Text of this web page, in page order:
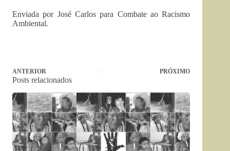
Enviada por José Carlos para Combate ao Racismo
Ambiental.
ANTERIOR PRÓXIMO
Posts relacionados